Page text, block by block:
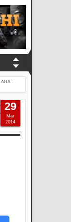
-
DOS
29
Mar
2014